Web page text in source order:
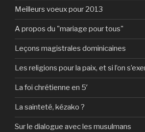
Meilleurs voeux pour 2013
A propos du "mariage pour tous"
Leçons magistrales dominicaines
Les religions pour la paix, et si l’on
La foi chrétienne en 5′
La sainteté, kézako ?
Sur le dialogue avec les musulmans